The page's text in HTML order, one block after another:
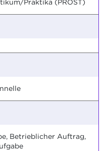
Praktika (PROST)
Betrieblicher Auftrag,